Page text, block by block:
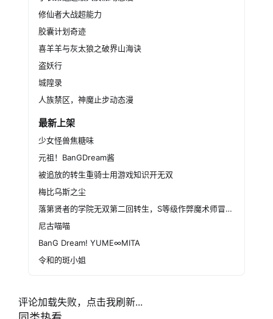
修仙者大战超能力
胶囊计划奇迹
喜羊羊与灰太狼之破界山海诀
盗妖行
城隍录
人族禁区，神魔止步动态漫
最新上架
少女怪兽焦糖味
元祖！BanGDream酱
被追放的转生重骑士用游戏知识开无双
梅比乌斯之尘
落第贤者的学院无双第二回转生，S等级作弊魔术师冒险记
尼古喵喵
BanG Dream! YUME∞MITA
令和的斑小姐
评论加载失败，点击我刷新...